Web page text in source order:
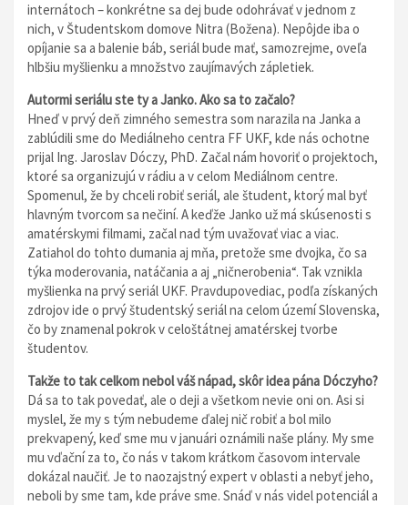
internátoch – konkrétne sa dej bude odohrávať v jednom z
nich, v Študentskom domove Nitra (Božena). Nepôjde iba o
opíjanie sa a balenie báb, seriál bude mať, samozrejme, oveľa
hlbšiu myšlienku a množstvo zaujímavých zápletiek.
Autormi seriálu ste ty a Janko. Ako sa to začalo?
Hneď v prvý deň zimného semestra som narazila na Janka a
zablúdili sme do Mediálneho centra FF UKF, kde nás ochotne
prijal Ing. Jaroslav Dóczy, PhD. Začal nám hovoriť o projektoch,
ktoré sa organizujú v rádiu a v celom Mediálnom centre.
Spomenul, že by chceli robiť seriál, ale študent, ktorý mal byť
hlavným tvorcom sa nečiní. A keďže Janko už má skúsenosti s
amatérskymi filmami, začal nad tým uvažovať viac a viac.
Zatiahol do tohto dumania aj mňa, pretože sme dvojka, čo sa
týka moderovania, natáčania a aj „ničnerobenia“. Tak vznikla
myšlienka na prvý seriál UKF. Pravdupovediac, podľa získaných
zdrojov ide o prvý študentský seriál na celom území Slovenska,
čo by znamenal pokrok v celoštátnej amatérskej tvorbe
študentov.
Takže to tak celkom nebol váš nápad, skôr idea pána Dóczyho?
Dá sa to tak povedať, ale o deji a všetkom nevie oni on. Asi si
myslel, že my s tým nebudeme ďalej nič robiť a bol milo
prekvapený, keď sme mu v januári oznámili naše plány. My sme
mu vďační za to, čo nás v takom krátkom časovom intervale
dokázal naučiť. Je to naozajstný expert v oblasti a nebyť jeho,
neboli by sme tam, kde práve sme. Snáď v nás videl potenciál a